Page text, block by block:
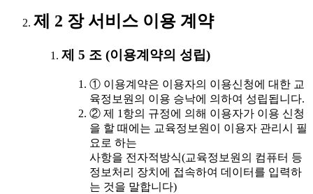
제 2 장 서비스 이용 계약
제 5 조 (이용계약의 성립)
① 이용계약은 이용자의 이용신청에 대한 교
육정보원의 이용 승낙에 의하여 성립됩니다.
② 제 1항의 규정에 의해 이용자가 이용 신청
을 할 때에는 교육정보원이 이용자 관리시 필
요로 하는
사항을 전자적방식(교육정보원의 컴퓨터 등
정보처리 장치에 접속하여 데이터를 입력하
는 것을 말합니다)